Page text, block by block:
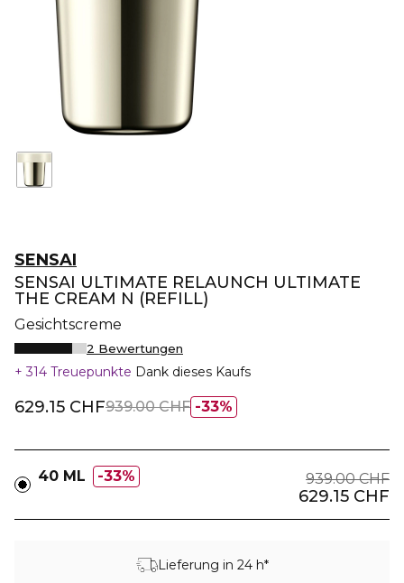
SENSAI
SENSAI ULTIMATE RELAUNCH ULTIMATE
THE CREAM N (REFILL)
Gesichtscreme
2 Bewertungen
314 Treuepunkte Dank dieses Kaufs
33%
629.15 CHF939.00 CHF
40 ML 33% 939.00 CHF
629.15 CHF
Lieferung in 24 h*